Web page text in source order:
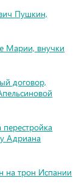
Пушкин,
Марии, внучки
договор,
перестройка
Адриана
на трон Испании